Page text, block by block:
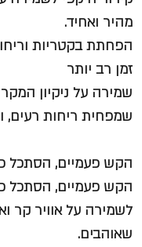
מהיר ואחיד.
הפחתת בקטריות
זמן רב יותר
שמפחית ריחות רעים, ומחסל עד
הקש פעמיים, הסתכל
הקש פעמיים, הסתכל
לשמירה על אוויר קר
שאוהבים.